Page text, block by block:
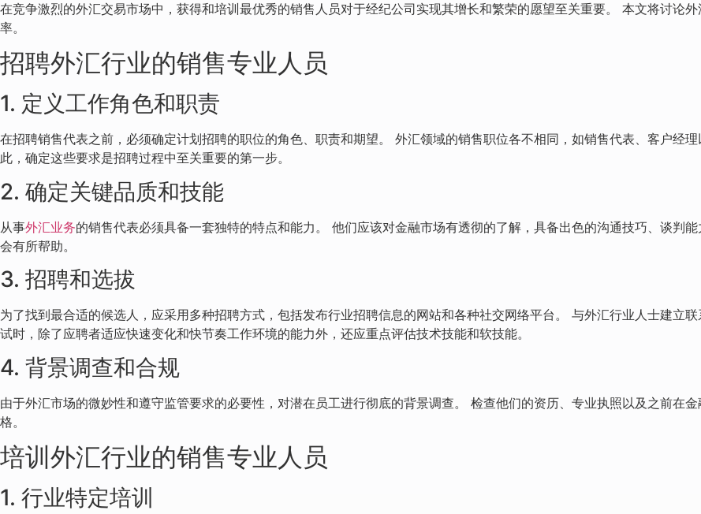
在竞争激烈的外汇交易市场中，获得和培训最优秀的销售人员对于经纪公司实现其增长和繁荣的愿望至关重要。 本文将讨论
率。
招聘外汇行业的销售专业人员
1. 定义工作角色和职责
在招聘销售代表之前，必须确定计划招聘的职位的角色、职责和期望。 外汇领域的销售职位各不相同，如销售代表、客户经
此，确定这些要求是招聘过程中至关重要的第一步。
2. 确定关键品质和技能
从事外汇业务的销售代表必须具备一套独特的特点和能力。 他们应该对金融市场有透彻的了解，具备出色的沟通技巧、谈判
会有所帮助。
3. 招聘和选拔
为了找到最合适的候选人，应采用多种招聘方式，包括发布行业招聘信息的网站和各种社交网络平台。 与外汇行业人士建立
试时，除了应聘者适应快速变化和快节奏工作环境的能力外，还应重点评估技术技能和软技能。
4. 背景调查和合规
由于外汇市场的微妙性和遵守监管要求的必要性，对潜在员工进行彻底的背景调查。 检查他们的资历、专业执照以及之前在
格。
培训外汇行业的销售专业人员
1. 行业特定培训